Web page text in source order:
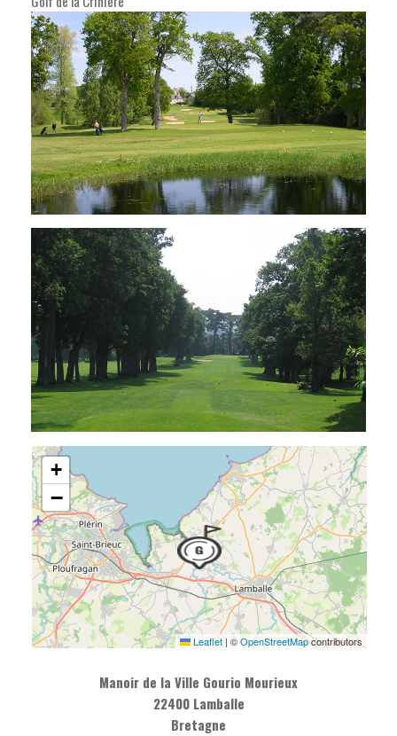
+
−
Leaflet | ©OpenStreetMapcontributors
Manoir de la Ville Gourio Mourieux
22400 Lamballe
Bretagne